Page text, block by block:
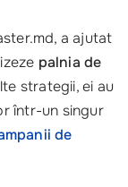
a ajutat
palnia de
strategii, ei au
într-un singur
de